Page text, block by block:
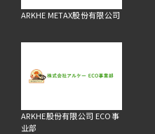
ARKHE METAX股份有限公司
ARKHE股份有限公司 ECO事
业部